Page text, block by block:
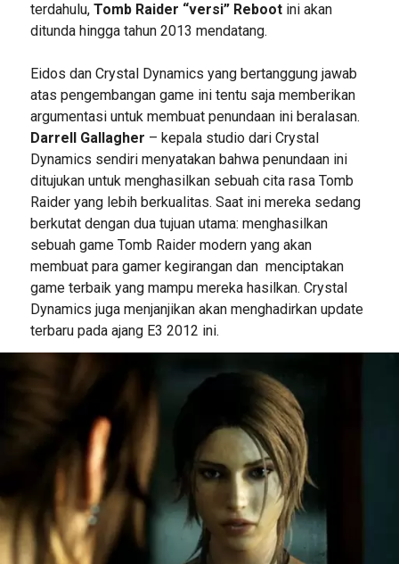
terdahulu, Tomb Raider “versi” Rebootini akan
ditunda hingga tahun 2013 mendatang.
Eidos dan Crystal Dynamics yang bertanggung jawab
atas pengembangan game ini tentu saja memberikan
argumentasi untuk membuat penundaan ini beralasan.
Darrell Gallagher – kepala studio dari Crystal
Dynamics sendiri menyatakan bahwa penundaan ini
ditujukan untuk menghasilkan sebuah cita rasa Tomb
Raider yang lebih berkualitas. Saat ini mereka sedang
berkutat dengan dua tujuan utama: menghasilkan
sebuah game Tomb Raider modern yang akan
membuat para gamer kegirangan dan menciptakan
game terbaik yang mampu mereka hasilkan. Crystal
Dynamics juga menjanjikan akan menghadirkan update
terbaru pada ajang E3 2012 ini.